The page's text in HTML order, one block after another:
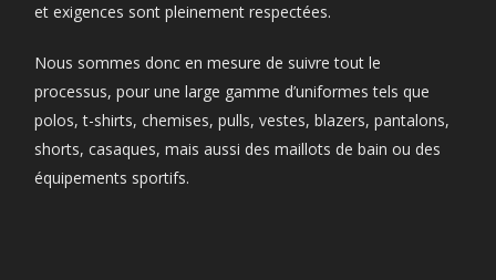
et exigences sont pleinement respectées.
Nous sommes donc en mesure de suivre tout le
processus, pour une large gamme d’uniformes tels que
polos, t-shirts, chemises, pulls, vestes, blazers, pantalons,
shorts, casaques, mais aussi des maillots de bain ou des
équipements sportifs.